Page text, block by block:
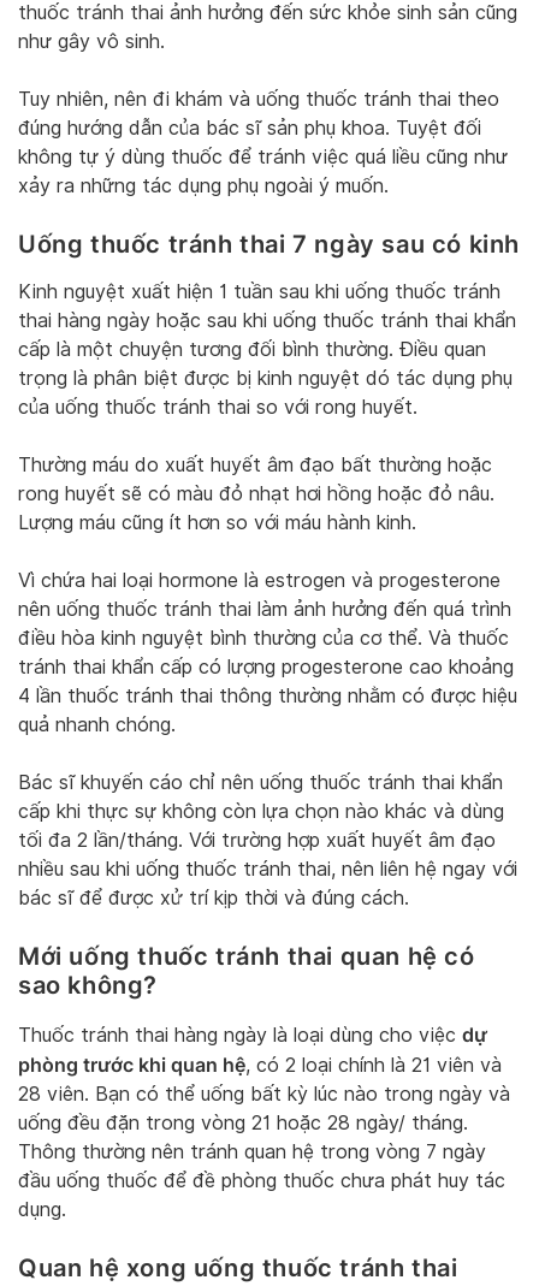
thuốc tránh thai ảnh hưởng đến sức khỏe sinh sản cũng
như gây vô sinh.
Tuy nhiên, nên đi khám và uống thuốc tránh thai theo
đúng hướng dẫn của bác sĩ sản phụ khoa. Tuyệt đối
không tự ý dùng thuốc để tránh việc quá liều cũng như
xảy ra những tác dụng phụ ngoài ý muốn.
Uống thuốc tránh thai 7 ngày sau có kinh
Kinh nguyệt xuất hiện 1 tuần sau khi uống thuốc tránh
thai hàng ngày hoặc sau khi uống thuốc tránh thai khẩn
cấp là một chuyện tương đối bình thường. Điều quan
trọng là phân biệt được bị kinh nguyệt dó tác dụng phụ
của uống thuốc tránh thai so với rong huyết.
Thường máu do xuất huyết âm đạo bất thường hoặc
rong huyết sẽ có màu đỏ nhạt hơi hồng hoặc đỏ nâu.
Lượng máu cũng ít hơn so với máu hành kinh.
Vì chứa hai loại hormone là estrogen và progesterone
nên uống thuốc tránh thai làm ảnh hưởng đến quá trình
điều hòa kinh nguyệt bình thường của cơ thể. Và thuốc
tránh thai khẩn cấp có lượng progesterone cao khoảng
4 lần thuốc tránh thai thông thường nhằm có được hiệu
quả nhanh chóng.
Bác sĩ khuyến cáo chỉ nên uống thuốc tránh thai khẩn
cấp khi thực sự không còn lựa chọn nào khác và dùng
tối đa 2 lần/tháng. Với trường hợp xuất huyết âm đạo
nhiều sau khi uống thuốc tránh thai, nên liên hệ ngay với
bác sĩ để được xử trí kịp thời và đúng cách.
Mới uống thuốc tránh thai quan hệ có
sao không?
Thuốc tránh thai hàng ngày là loại dùng cho việc dự
phòng trước khi quan hệ, có 2 loại chính là 21 viên và
28 viên. Bạn có thể uống bất kỳ lúc nào trong ngày và
uống đều đặn trong vòng 21 hoặc 28 ngày/ tháng.
Thông thường nên tránh quan hệ trong vòng 7 ngày
đầu uống thuốc để đề phòng thuốc chưa phát huy tác
dụng.
Quan hệ xong uống thuốc tránh thai